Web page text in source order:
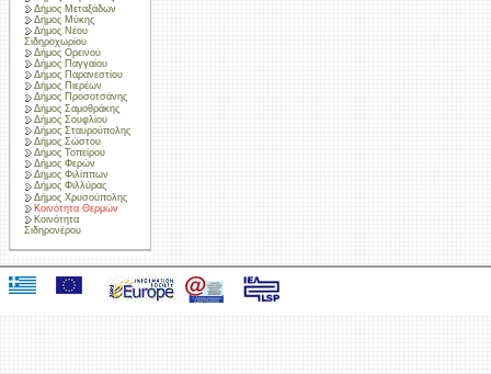
Δήμος Μεταξάδων
Δήμος Μύκης
Δήμος Νέου
Σιδηροχωρίου
Δήμος Ορεινού
Δήμος Παγγαίου
Δήμος Παρανεστίου
Δήμος Πιερέων
Δήμος Προσοτσάνης
Δήμος Σαμοθράκης
Δήμος Σουφλίου
Δήμος Σταυρούπολης
Δήμος Σώστου
Δήμος Τοπείρου
Δήμος Φερών
Δήμος Φιλίππων
Δήμος Φιλλύρας
Δήμος Χρυσούπολης
Κοινότητα Θερμών
Κοινότητα
Σιδηρονέρου